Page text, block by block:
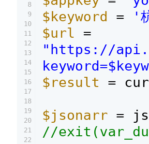
8
9
10
11
12
13
14
15
16
17
18
19
20
21
22
$keyword
=
'
$url
=
"https://
$result
=
$jsonarr =
//